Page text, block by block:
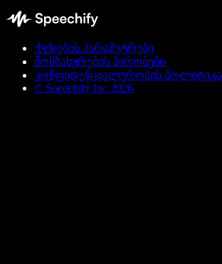
ქუქიების პარამეტრები
მომსახურების პირობები
კონფიდენციალურობის პოლიტიკა
© Speechify Inc 2026